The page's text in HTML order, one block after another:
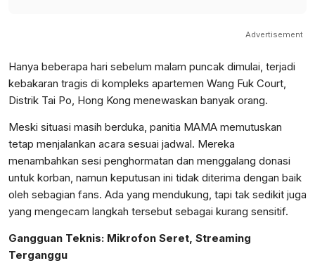
Advertisement
Hanya beberapa hari sebelum malam puncak dimulai, terjadi
kebakaran tragis di kompleks apartemen Wang Fuk Court,
Distrik Tai Po, Hong Kong menewaskan banyak orang.
Meski situasi masih berduka, panitia MAMA memutuskan
tetap menjalankan acara sesuai jadwal. Mereka
menambahkan sesi penghormatan dan menggalang donasi
untuk korban, namun keputusan ini tidak diterima dengan baik
oleh sebagian fans. Ada yang mendukung, tapi tak sedikit juga
yang mengecam langkah tersebut sebagai kurang sensitif.
Gangguan Teknis: Mikrofon Seret, Streaming
Terganggu